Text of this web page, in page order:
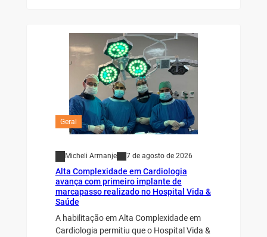
Geral
Micheli Armanje 7 de agosto de 2026
Alta Complexidade em Cardiologia
avança com primeiro implante de
marcapasso realizado no Hospital Vida &
Saúde
A habilitação em Alta Complexidade em
Cardiologia permitiu que o Hospital Vida &